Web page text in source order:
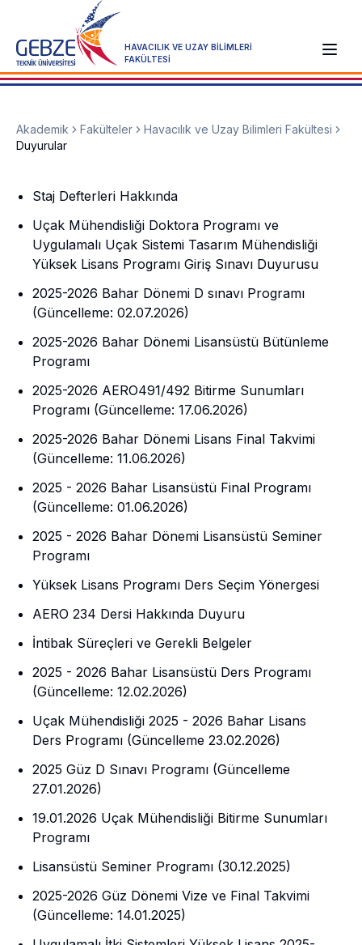
HAVACILIK VE UZAY BİLİMLERİ
FAKÜLTESİ
Akademik Fakülteler
Havacılık ve Uzay Bilimleri Fakültesi
Duyurular
Staj Defterleri Hakkında
Uçak Mühendisliği Doktora Programı ve
Uygulamalı Uçak Sistemi Tasarım Mühendisliği
Yüksek Lisans Programı Giriş Sınavı Duyurusu
2025-2026 Bahar Dönemi D sınavı Programı
(Güncelleme: 02.07.2026)
2025-2026 Bahar Dönemi Lisansüstü Bütünleme
Programı
2025-2026 AERO491/492 Bitirme Sunumları
Programı (Güncelleme: 17.06.2026)
2025-2026 Bahar Dönemi Lisans Final Takvimi
(Güncelleme: 11.06.2026)
2025 - 2026 Bahar Lisansüstü Final Programı
(Güncelleme: 01.06.2026)
2025 - 2026 Bahar Dönemi Lisansüstü Seminer
Programı
Yüksek Lisans Programı Ders Seçim Yönergesi
AERO 234 Dersi Hakkında Duyuru
İntibak Süreçleri ve Gerekli Belgeler
2025 - 2026 Bahar Lisansüstü Ders Programı
(Güncelleme: 12.02.2026)
Uçak Mühendisliği 2025 - 2026 Bahar Lisans
Ders Programı (Güncelleme 23.02.2026)
2025 Güz D Sınavı Programı (Güncelleme
27.01.2026)
19.01.2026 Uçak Mühendisliği Bitirme Sunumları
Programı
Lisansüstü Seminer Programı (30.12.2025)
2025-2026 Güz Dönemi Vize ve Final Takvimi
(Güncelleme: 14.01.2025)